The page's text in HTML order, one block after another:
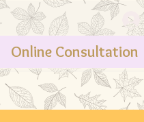
Online Consultation